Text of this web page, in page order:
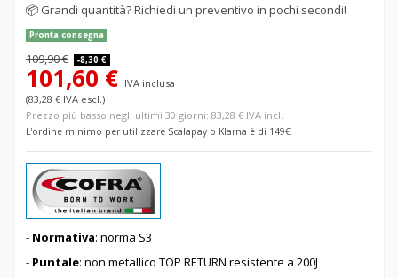
📦 Grandi quantità? Richiedi un preventivo in pochi secondi!
Pronta consegna
109,90 € -8,30 €
101,60 € IVA inclusa
(83,28 € IVA escl.)
Prezzo più basso negli ultimi 30 giorni: 83,28 € IVA incl.
L'ordine minimo per utilizzare Scalapay o Klarna è di 149€
- Normativa: norma S3
- Puntale: non metallico TOP RETURN resistente a 200J